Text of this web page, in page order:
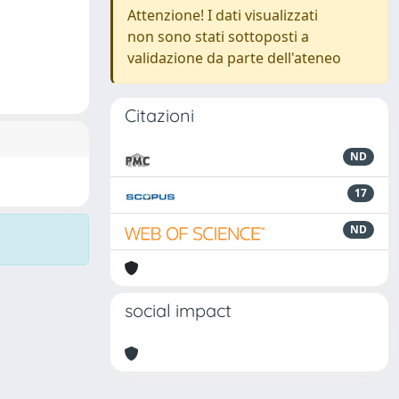
Attenzione! I dati visualizzati
non sono stati sottoposti a
validazione da parte dell'ateneo
Citazioni
ND
17
ND
social impact